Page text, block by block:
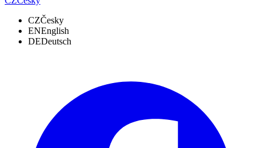
CZČesky
ENEnglish
DEDeutsch